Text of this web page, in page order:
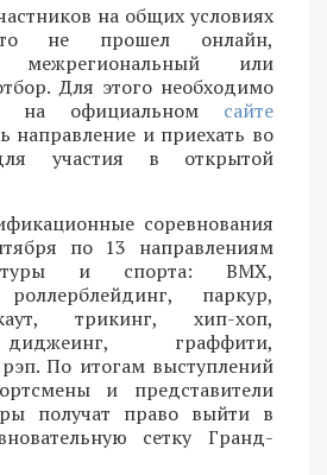
на общих условиях
не прошел онлайн,
межрегиональный или
Для этого необходимо
на официальном сайте
направление и приехать во
участия в открытой
соревнования
по 13 направлениям
и спорта: BMX,
роллерблейдинг, паркур,
трикинг, хип-хоп,
граффити,
По итогам выступлений
и представители
получат право выйти в
сетку Гранд-